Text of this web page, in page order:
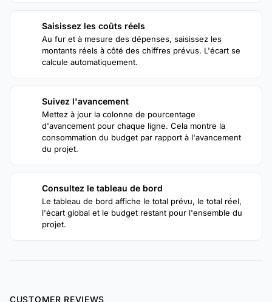
Saisissez les coûts réels
Au fur et à mesure des dépenses, saisissez les
montants réels à côté des chiffres prévus. L'écart se
calcule automatiquement.
Suivez l'avancement
Mettez à jour la colonne de pourcentage
d'avancement pour chaque ligne. Cela montre la
consommation du budget par rapport à l'avancement
du projet.
Consultez le tableau de bord
Le tableau de bord affiche le total prévu, le total réel,
l'écart global et le budget restant pour l'ensemble du
projet.
CUSTOMER REVIEWS